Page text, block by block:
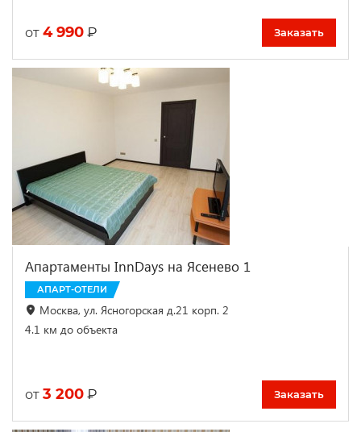
от 4 990 ₽ Заказать
Апартаменты InnDays на Ясенево 1
АПАРТ-ОТЕЛИ
Москва, ул. Ясногорская д.21 корп. 2
4.1 км до объекта
от 3 200 ₽ Заказать